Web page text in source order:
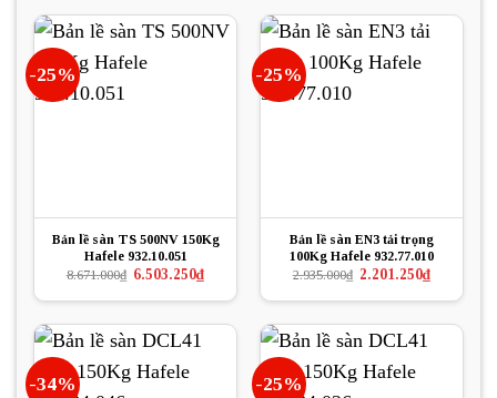
3.540.000₫.
4.990.000₫.
-25%
Bản lề sàn TS 500NV 150Kg
Hafele 932.10.051
8.671.000₫ Giá
là:
6.503.250₫Giá
hiện
tại
6.503.250₫.
-25%
Bản lề sàn EN3 tải trọng
100Kg Hafele 932.77.010
2.935.000₫ Giá
là:
2.201.250₫Giá
hiện
tại
2.201.250₫.
-34% -25%